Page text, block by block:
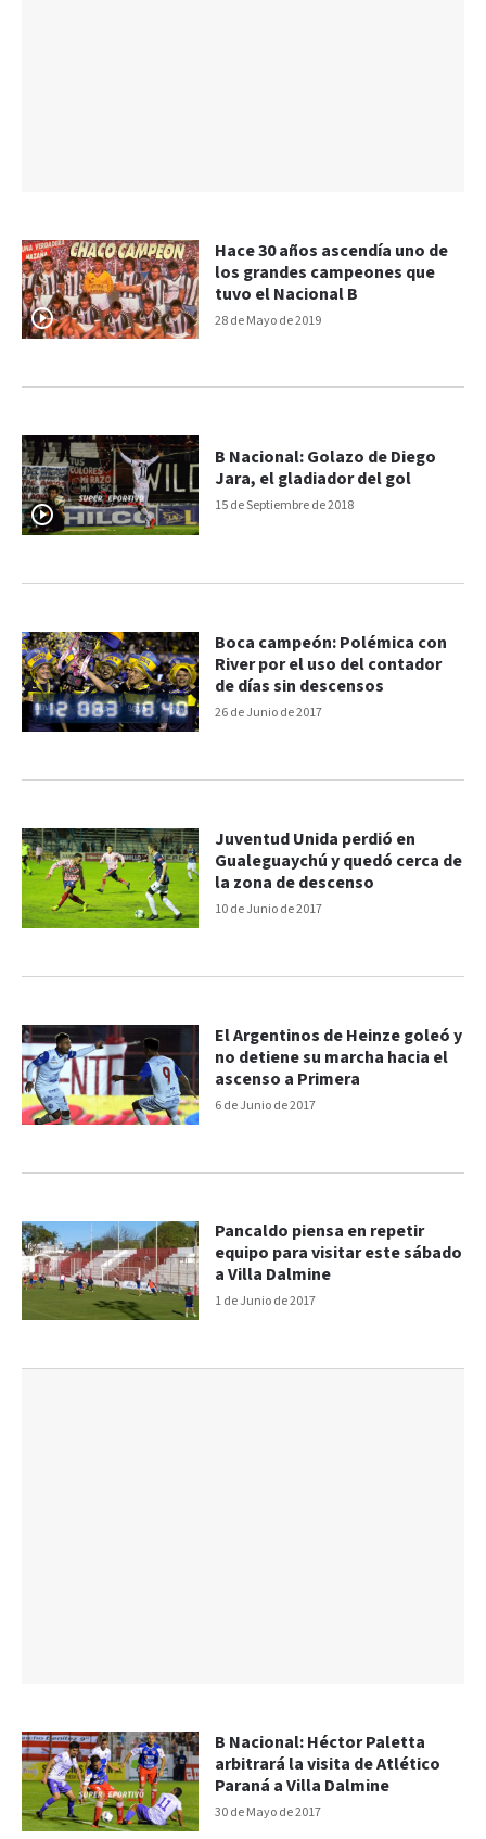
28 de Mayo de 2019
Hace 30 años ascendía uno de
los grandes campeones que
tuvo el Nacional B
15 de Septiembre de 2018
B Nacional: Golazo de Diego
Jara, el gladiador del gol
26 de Junio de 2017
Boca campeón: Polémica con
River por el uso del contador
de días sin descensos
10 de Junio de 2017
Juventud Unida perdió en
Gualeguaychú y quedó cerca de
la zona de descenso
6 de Junio de 2017
El Argentinos de Heinze goleó y
no detiene su marcha hacia el
ascenso a Primera
1 de Junio de 2017
Pancaldo piensa en repetir
equipo para visitar este sábado
a Villa Dalmine
30 de Mayo de 2017
B Nacional: Héctor Paletta
arbitrará la visita de Atlético
Paraná a Villa Dalmine